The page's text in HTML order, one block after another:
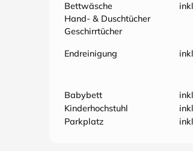
Bettwäsche
Hand- & Duschtücher
Geschirrtücher
Endreinigung
Babybett
Kinderhochstuhl
Parkplatz